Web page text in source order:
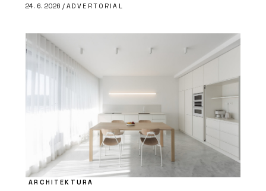
24. 6. 2026 / ADVERTORIAL
ARCHITEKTURA